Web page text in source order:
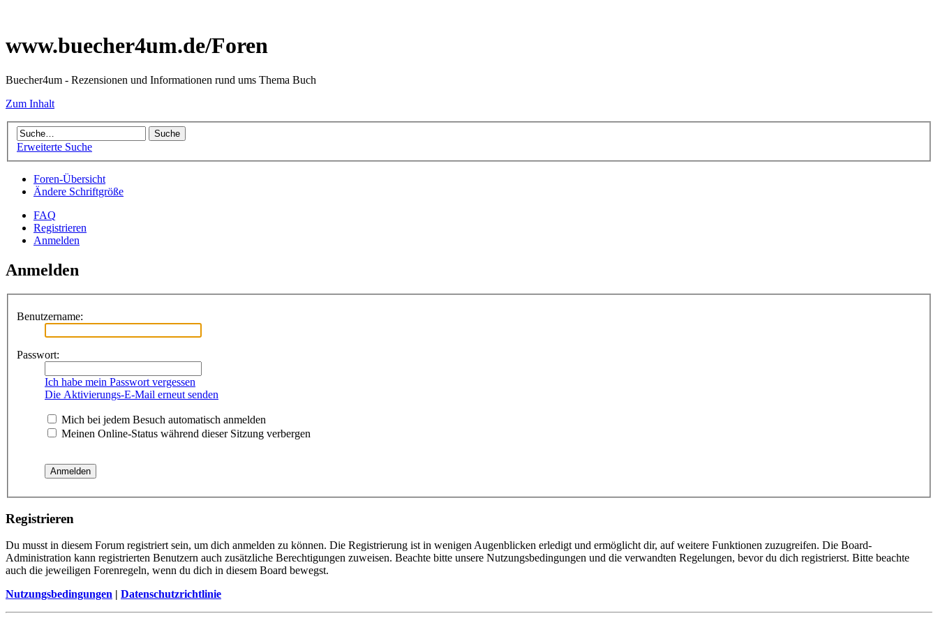
www.buecher4um.de/Foren
Buecher4um - Rezensionen und Informationen rund ums Thema Buch
Zum Inhalt
Erweiterte Suche
Foren-Übersicht
Ändere Schriftgröße
FAQ
Registrieren
Anmelden
Anmelden
Benutzername:
Passwort:
Ich habe mein Passwort vergessen
Die Aktivierungs-E-Mail erneut senden
Mich bei jedem Besuch automatisch anmelden
Meinen Online-Status während dieser Sitzung verbergen
Registrieren
Du musst in diesem Forum registriert sein, um dich anmelden zu können. Die Registrierung ist in wenigen Augenblicken erledigt und ermöglicht dir, auf weitere Funktionen zuzugreifen. Die Board-
Administration kann registrierten Benutzern auch zusätzliche Berechtigungen zuweisen. Beachte bitte unsere Nutzungsbedingungen und die verwandten Regelungen, bevor du dich registrierst. Bitte beachte
auch die jeweiligen Forenregeln, wenn du dich in diesem Board bewegst.
Nutzungsbedingungen | Datenschutzrichtlinie